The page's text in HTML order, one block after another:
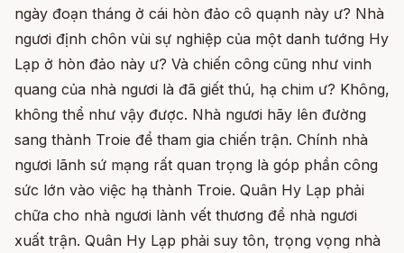
ngày đoạn tháng ở cái hòn đảo cô quạnh này ư? Nhà
ngươi định chôn vùi sự nghiệp của một danh tướng Hy
Lạp ở hòn đảo này ư? Và chiến công cũng như vinh
quang của nhà ngươi là đã giết thú, hạ chim ư? Không,
không thể như vậy được. Nhà ngươi hãy lên đường
sang thành Troie để tham gia chiến trận. Chính nhà
ngươi lãnh sứ mạng rất quan trọng là góp phần công
sức lớn vào việc hạ thành Troie. Quân Hy Lạp phải
chữa cho nhà ngươi lành vết thương để nhà ngươi
xuất trận. Quân Hy Lạp phải suy tôn, trọng vọng nhà